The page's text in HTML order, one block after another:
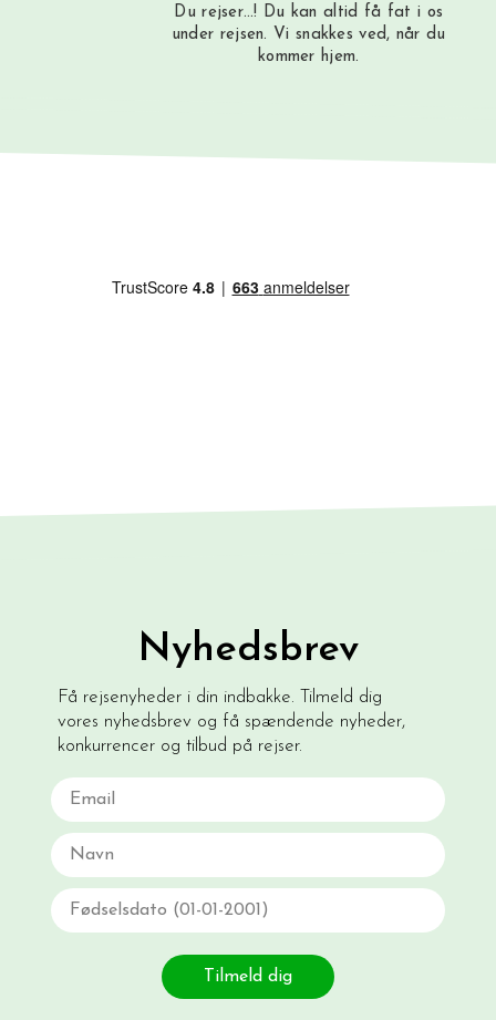
Du rejser…! Du kan altid få fat i os
under rejsen. Vi snakkes ved, når du
kommer hjem.
Nyhedsbrev
Få rejsenyheder i din indbakke. Tilmeld dig
vores nyhedsbrev og få spændende nyheder,
konkurrencer og tilbud på rejser.
Email
Navn
Fødselsdato
Tilmeld dig